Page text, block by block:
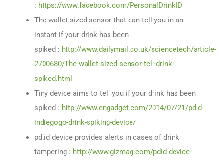
: https://www.facebook.com/PersonalDrinkID
The wallet sized sensor that can tell you in an
instant if your drink has been
spiked : http://www.dailymail.co.uk/sciencetech/article-
2700680/The-wallet-sized-sensor-tell-drink-
spiked.html
Tiny device aims to tell you if your drink has been
spiked : http://www.engadget.com/2014/07/21/pdid-
indiegogo-drink-spiking-device/
pd.id device provides alerts in cases of drink
tampering : http://www.gizmag.com/pdid-device-